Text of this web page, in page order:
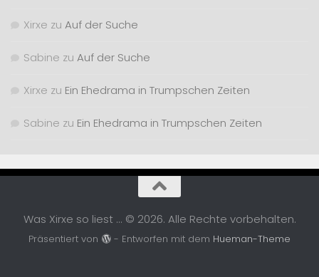
Xirxe zu Auf der Suche
Sabine zu Auf der Suche
Xirxe zu Ein Ehedrama in Trumpschen Zeiten
Sabine zu Ein Ehedrama in Trumpschen Zeiten
Was Xirxe so liest ... © 2026. Alle Rechte vorbehalten.
Präsentiert von - Entworfen mit dem Hueman-Theme